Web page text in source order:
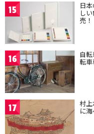
15 日
し
売！
16 自
転
17 村
に